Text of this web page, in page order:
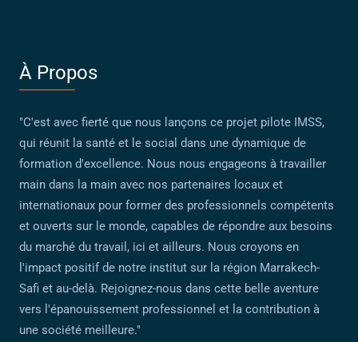
À Propos
"C'est avec fierté que nous lançons ce projet pilote IMSS,
qui réunit la santé et le social dans une dynamique de
formation d'excellence. Nous nous engageons à travailler
main dans la main avec nos partenaires locaux et
internationaux pour former des professionnels compétents
et ouverts sur le monde, capables de répondre aux besoins
du marché du travail, ici et ailleurs. Nous croyons en
l'impact positif de notre institut sur la région Marrakech-
Safi et au-delà. Rejoignez-nous dans cette belle aventure
vers l'épanouissement professionnel et la contribution à
une société meilleure."